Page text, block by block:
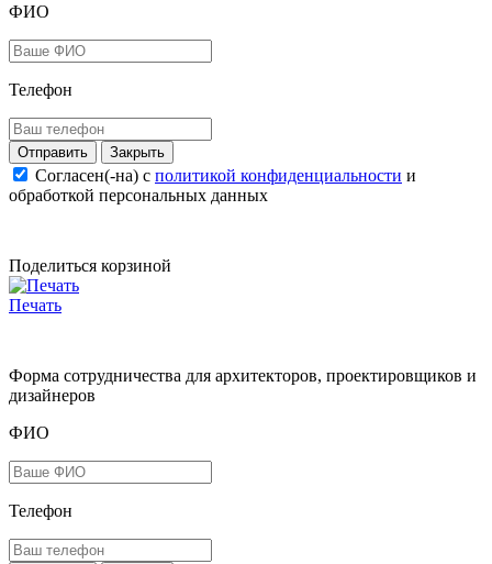
ФИО
Телефон
Закрыть
Согласен(-на) c политикой конфиденциальности и
обработкой персональных данных
Поделиться корзиной
Печать
Форма сотрудничества для архитекторов, проектировщиков и
дизайнеров
ФИО
Телефон